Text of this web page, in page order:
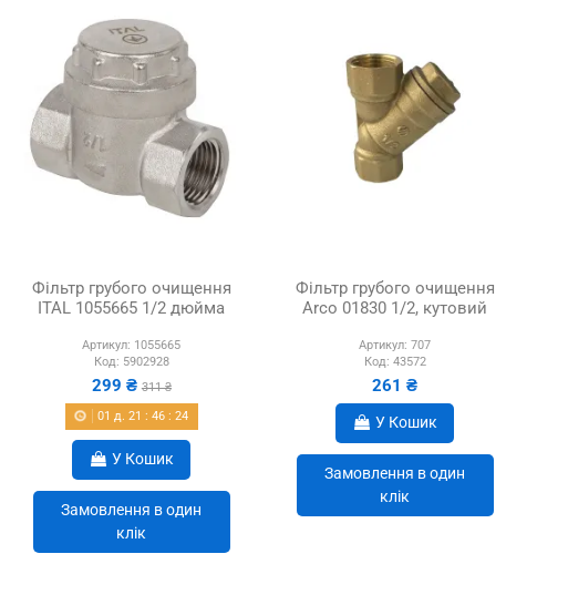
Фільтр грубого очищення
ITAL 1055665 1/2 дюйма
Артикул: 1055665
Код: 5902928
299 ₴ 311 ₴
01 д. 21 :46 :22
У Кошик
Замовлення в один
клік
Фільтр грубого очищення
Arco 01830 1/2, кутовий
Артикул: 707
Код: 43572
261 ₴
У Кошик
Замовлення в один
клік